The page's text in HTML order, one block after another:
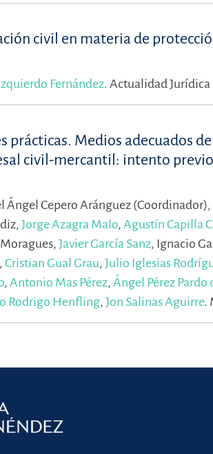
civil en materia de
Fernández. Actualidad Jurídica
prácticas. Medios adecuados
civil-mercantil: intento
Ángel Cepero Aránguez (Coordinador),
Jorge Azagra Malo, Agustín Capilla
Javier García Sanz, Ignacio
, Cristian Gual Grau, Julio Iglesias
, Antonio Mas Pérez, Ángel Pérez Pardo
Rodrigo Henfling, Jon Salinas Aguirre.